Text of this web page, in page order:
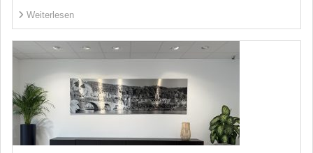
Weiterlesen